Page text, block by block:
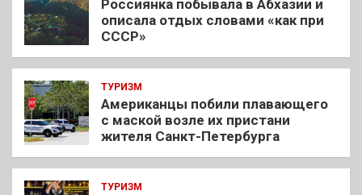
Россиянка побывала в Абхазии и
описала отдых словами «как при
СССР»
ТУРИЗМ
Американцы побили плавающего
с маской возле их пристани
жителя Санкт-Петербурга
ТУРИЗМ